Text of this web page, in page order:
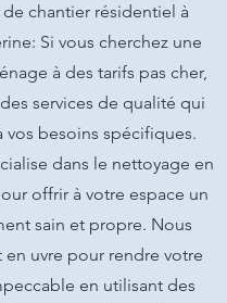
chantier résidentiel à
Si vous cherchez une
à des tarifs pas cher,
services de qualité qui
vos besoins spécifiques.
dans le nettoyage en
offrir à votre espace un
sain et propre. Nous
uvre pour rendre votre
en utilisant des